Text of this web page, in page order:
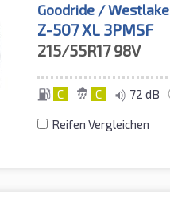
Goodride / Westlake
Z-507 XL 3PMSF
215/55R1798V
C C 72 dB
Reifen Vergleichen